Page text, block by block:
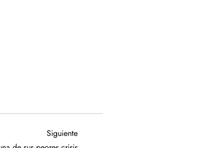
Siguiente
Siguiente